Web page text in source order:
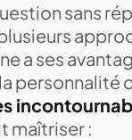
sans
a ses
personnalité
maîtriser :